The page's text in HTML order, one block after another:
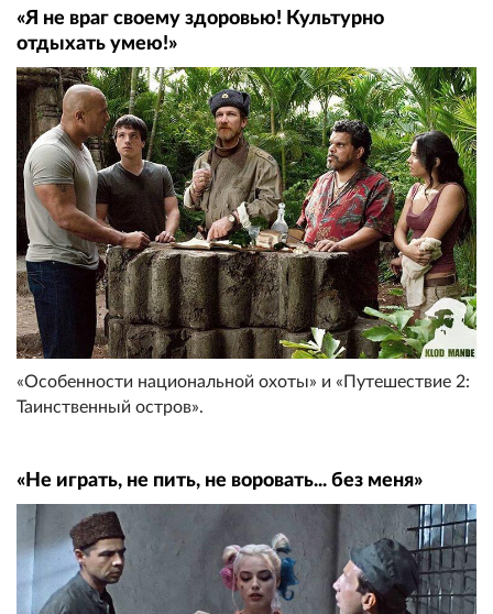
«Я не враг своему здоровью! Культурно
отдыхать умею!»
«Особенности национальной охоты» и «Путешествие 2:
Таинственный остров».
«Не играть, не пить, не воровать... без меня»